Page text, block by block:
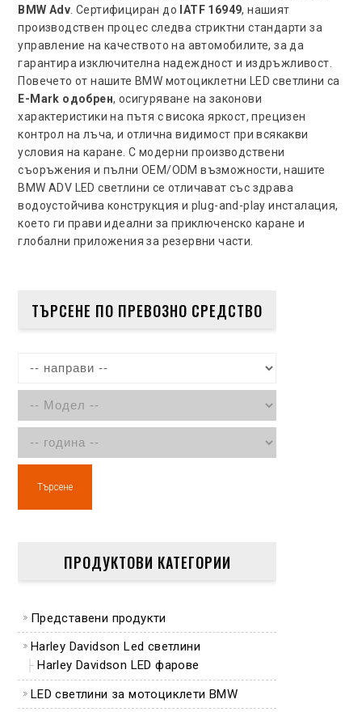
BMW Adv . Сертифициран до IATF 16949, нашият
производствен процес следва стриктни стандарти за
управление на качеството на автомобилите, за да
гарантира изключителна надеждност и издръжливост.
Повечето от нашите BMW мотоциклетни LED светлини са
E-Mark одобрен, осигуряване на законови
характеристики на пътя с висока яркост, прецизен
контрол на лъча, и отлична видимост при всякакви
условия на каране. С модерни производствени
съоръжения и пълни OEM/ODM възможности, нашите
BMW ADV LED светлини се отличават със здрава
водоустойчива конструкция и plug-and-play инсталация,
което ги прави идеални за приключенско каране и
глобални приложения за резервни части.
ТЪРСЕНЕ ПО ПРЕВОЗНО СРЕДСТВО
Търсене
ПРОДУКТОВИ КАТЕГОРИИ
Представени продукти
Harley Davidson Led светлини
Harley Davidson LED фарове
LED светлини за мотоциклети BMW